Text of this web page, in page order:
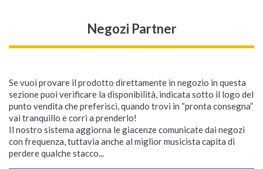
Negozi Partner
Se vuoi provare il prodotto direttamente in negozio in questa
sezione puoi verificare la disponibilità, indicata sotto il logo del
punto vendita che preferisci, quando trovi in “pronta consegna”
vai tranquillo e corri a prenderlo!
Il nostro sistema aggiorna le giacenze comunicate dai negozi
con frequenza, tuttavia anche al miglior musicista capita di
perdere qualche stacco...